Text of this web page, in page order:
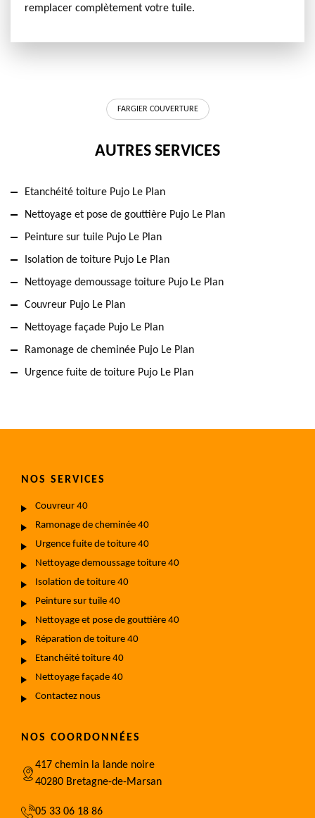
remplacer complètement votre tuile.
FARGIER COUVERTURE
AUTRES SERVICES
Etanchéité toiture Pujo Le Plan
Nettoyage et pose de gouttière Pujo Le Plan
Peinture sur tuile Pujo Le Plan
Isolation de toiture Pujo Le Plan
Nettoyage demoussage toiture Pujo Le Plan
Couvreur Pujo Le Plan
Nettoyage façade Pujo Le Plan
Ramonage de cheminée Pujo Le Plan
Urgence fuite de toiture Pujo Le Plan
NOS SERVICES
Couvreur 40
Ramonage de cheminée 40
Urgence fuite de toiture 40
Nettoyage demoussage toiture 40
Isolation de toiture 40
Peinture sur tuile 40
Nettoyage et pose de gouttière 40
Réparation de toiture 40
Etanchéité toiture 40
Nettoyage façade 40
Contactez nous
NOS COORDONNÉES
417 chemin la lande noire
40280 Bretagne-de-Marsan
05 33 06 18 86